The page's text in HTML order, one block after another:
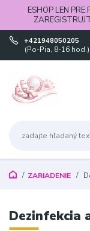
ESHOP LEN
+421948050205
(Po-Pia, 8-16 hod.)
ZARIADENIE
Dezinfekcia